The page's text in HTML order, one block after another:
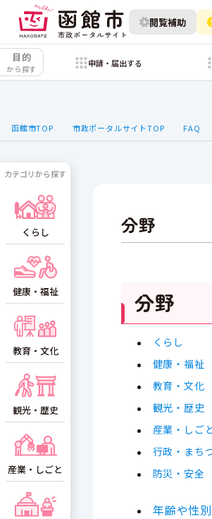
閲覧補助
目的
から探す
申請・届出する
函館市TOP 市政ポータルサイトTOP FAQ
分野
分野
くらし
健康・福祉
教育・文化
観光・歴史
産業・しご
行政・まち
防災・安全
年齢や性
カテゴリから探す
くらし
健康・福祉
教育・文化
観光・歴史
産業・しごと